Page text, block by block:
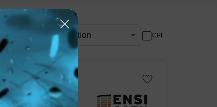
Centre de formation CPF